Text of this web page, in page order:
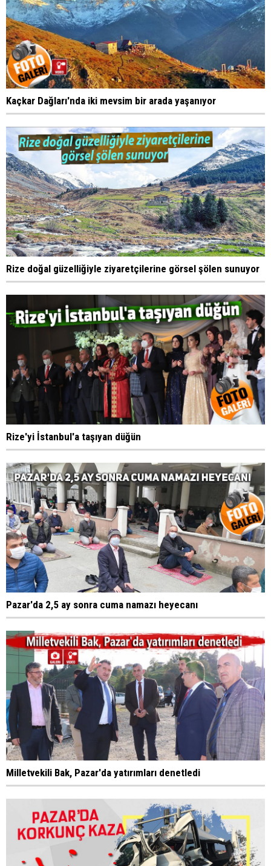
Kaçkar Dağları'nda iki mevsim bir arada yaşanıyor
Rize doğal güzelliğiyle ziyaretçilerine görsel şölen sunuyor
Rize'yi İstanbul'a taşıyan düğün
Pazar'da 2,5 ay sonra cuma namazı heyecanı
Milletvekili Bak, Pazar'da yatırımları denetledi